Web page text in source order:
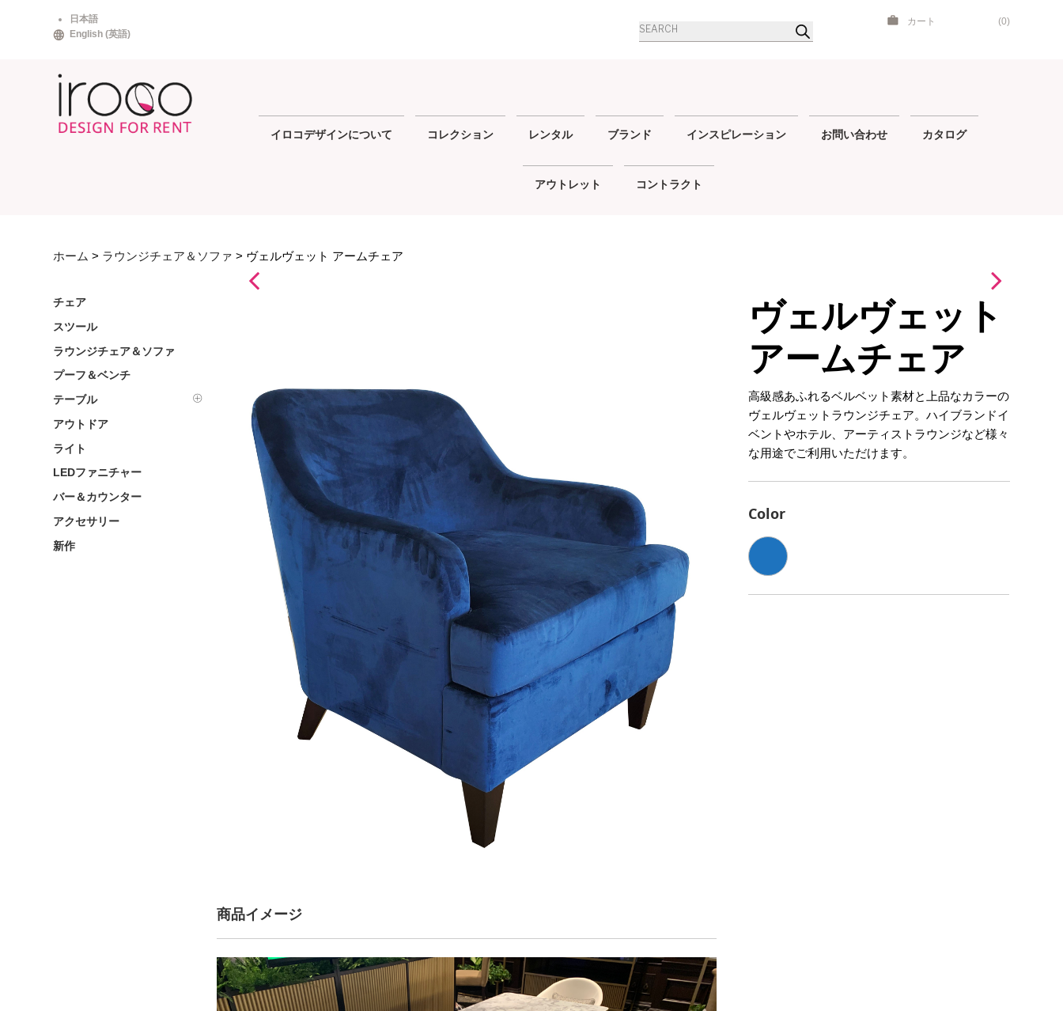
日本語
English (英語)
Products
search
カート (0)
イロコデザインについて コレクション レンタル ブランド インスピレーション お問い合わせ カタログ
アウトレット コントラクト
ホーム > ラウンジチェア＆ソファ > ヴェルヴェット アームチェア
チェア
スツール
ラウンジチェア＆ソファ
プーフ＆ベンチ
テーブル
アウトドア
ライト
LEDファニチャー
バー＆カウンター
アクセサリー
新作
商品イメージ
ヴェルヴェット
アームチェア
高級感あふれるベルベット素材と上品なカラーの
ヴェルヴェットラウンジチェア。ハイブランドイ
ベントやホテル、アーティストラウンジなど様々
な用途でご利用いただけます。
Color